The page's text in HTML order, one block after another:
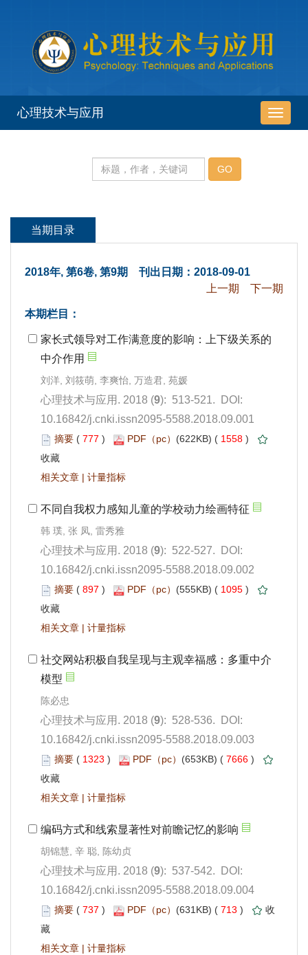
2018年, 第6卷, 第9期 刊出日期：2018-09-01
): 513-521. DOI:
10.16842/j.cnki.issn2095-5588.2018.09.001
777 ) 1558 )
|
): 522-527. DOI:
10.16842/j.cnki.issn2095-5588.2018.09.002
897 ) 1095 )
|
): 528-536. DOI:
10.16842/j.cnki.issn2095-5588.2018.09.003
1323 ) 7666 )
|
): 537-542. DOI:
10.16842/j.cnki.issn2095-5588.2018.09.004
737 ) 713 )
|